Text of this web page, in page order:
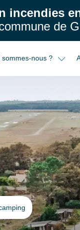
incendies
de
sommes-nous ?